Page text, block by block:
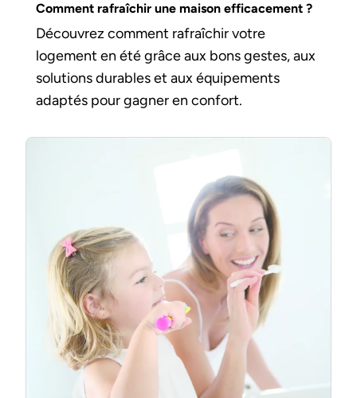
Comment rafraîchir une maison efficacement ?
Découvrez comment rafraîchir votre
logement en été grâce aux bons gestes, aux
solutions durables et aux équipements
adaptés pour gagner en confort.